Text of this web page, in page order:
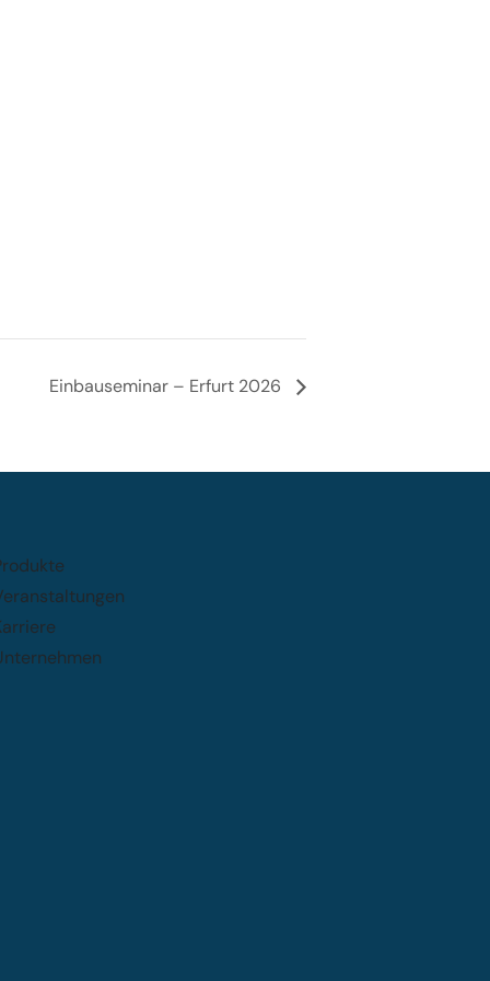
Einbauseminar – Erfurt 2026